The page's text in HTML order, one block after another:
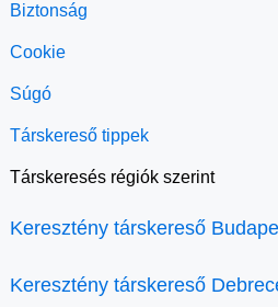
Biztonság
Cookie
Súgó
Társkereső tippek
Társkeresés régiók szerint
Keresztény társkereső
Keresztény társkereső